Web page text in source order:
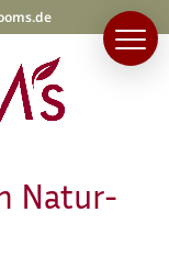
Natur-